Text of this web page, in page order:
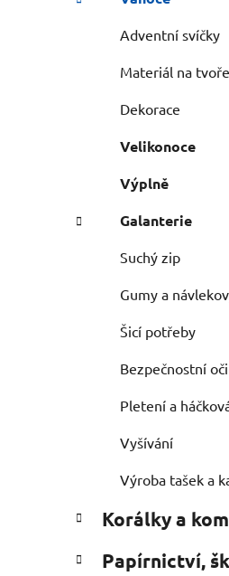
Adventní svíčky
Materiál na
Dekorace
Velikonoce
Výplně
Galanterie
Suchý zip
Gumy a
Šicí potřeby
Bezpečnostní oči
Pletení a
Vyšívání
Výroba tašek a
Korálky a
Papírnictví,